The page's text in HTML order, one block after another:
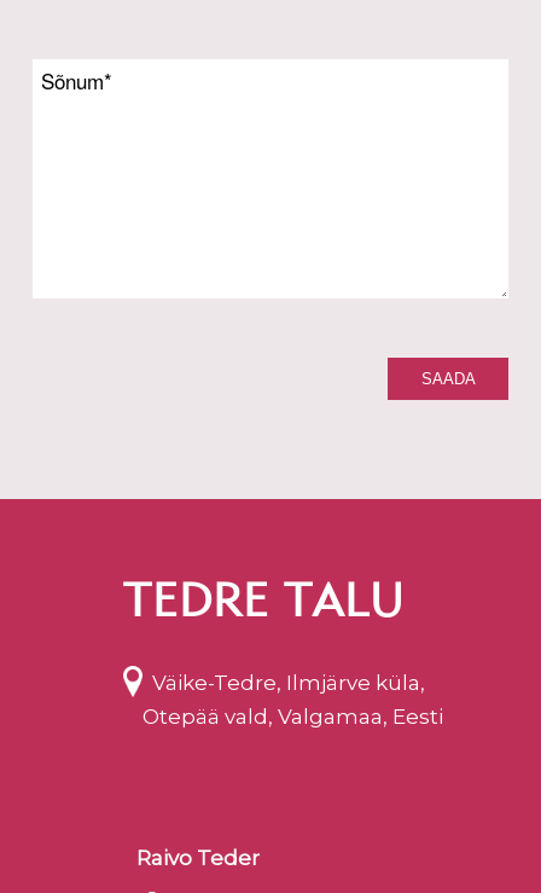
TEDRE TALU
Väike-Tedre, Ilmjärve küla,
Otepää vald, Valgamaa, Eesti
Raivo Teder